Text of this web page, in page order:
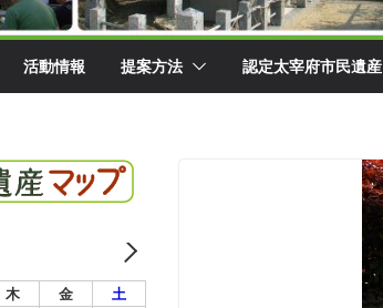
活動情報 提案方法 認定太宰府市民遺産
木 金 土